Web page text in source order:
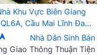
Khu Vực Biên Giang
Cầu Mai Lĩnh Đang
Nhà Dân Sinh Bán
Giao Thông Thuận Tiện